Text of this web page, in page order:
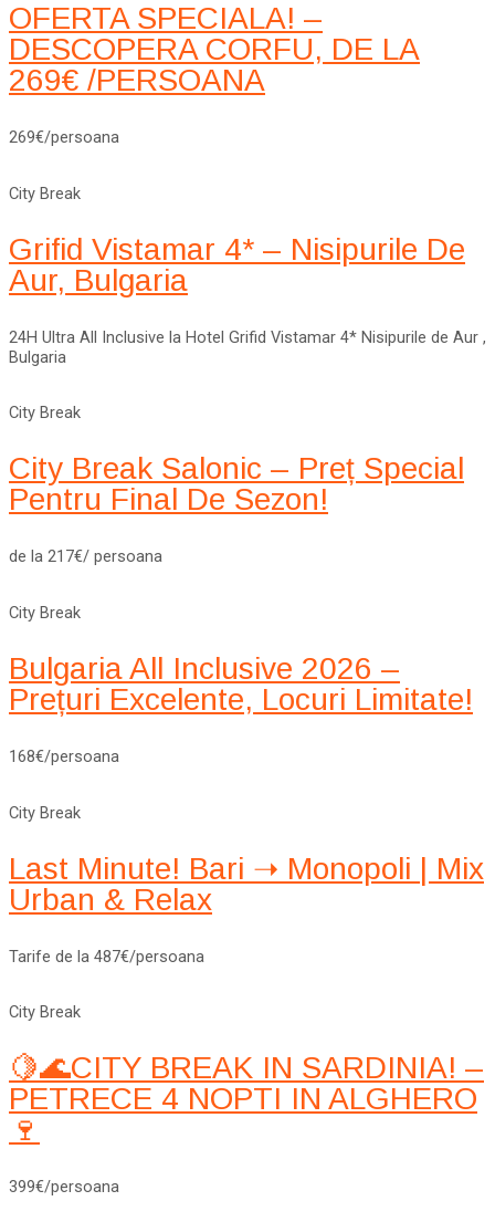
OFERTA SPECIALA! –
DESCOPERA CORFU, DE LA
269€ /PERSOANA
269€/persoana
City Break
Grifid Vistamar 4* – Nisipurile De
Aur, Bulgaria
24H Ultra All Inclusive la Hotel Grifid Vistamar 4* Nisipurile de Aur ,
Bulgaria
City Break
City Break Salonic – Preț Special
Pentru Final De Sezon!
de la 217€/ persoana
City Break
Bulgaria All Inclusive 2026 –
Prețuri Excelente, Locuri Limitate!
168€/persoana
City Break
Last Minute! Bari ➝ Monopoli | Mix
Urban & Relax
Tarife de la 487€/persoana
City Break
🍋🌊CITY BREAK IN SARDINIA! –
PETRECE 4 NOPTI IN ALGHERO
🍷
399€/persoana